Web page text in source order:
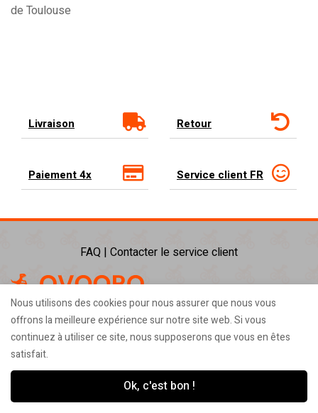
de Toulouse
Livraison Retour
Paiement 4x Service client FR
FAQ | Contacter le service client
Top collections
Aide client
Nous utilisons des cookies pour nous assurer que nous vous
offrons la meilleure expérience sur notre site web. Si vous
continuez à utiliser ce site, nous supposerons que vous en êtes
satisfait.
Ok, c'est bon !